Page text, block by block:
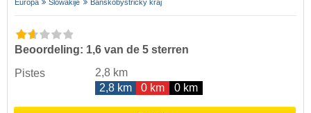
Europa Slowakije Banskobystrický kraj
Beoordeling: 1,6 van de 5 sterren
Pistes
2,8 km
2,8 km
0 km 0 km